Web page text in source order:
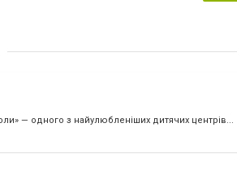
— одного з найулюбленіших дитячих центрів...